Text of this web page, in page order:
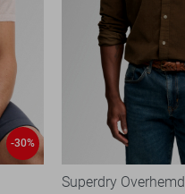
-30%
Superdry Overhemd